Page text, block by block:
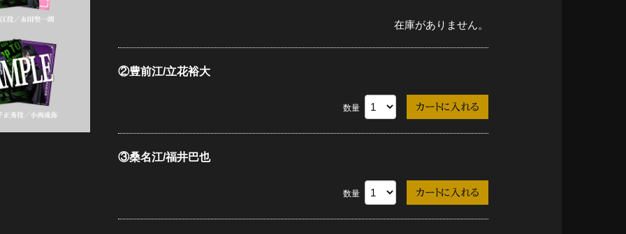
在庫がありません。
②豊前江/立花裕大
数量
③桑名江/福井巴也
数量